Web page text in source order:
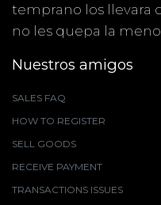
temprano los llevara
no les quepa la
Nuestros amigos
SALES FAQ
HOW TO REGISTER
SELL GOODS
RECEIVE PAYMENT
TRANSACTIONS ISSUES